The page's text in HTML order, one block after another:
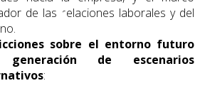
de las relaciones laborales y del
sobre el entorno futuro
de escenarios
: